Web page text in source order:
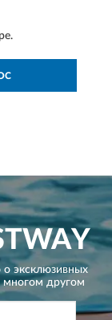
эксклюзивных
многом другом